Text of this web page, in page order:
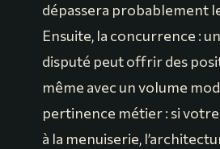
dépassera probablement
Ensuite, la concurrence :
disputé peut offrir des
même avec un volume
pertinence métier : si
à la menuiserie,